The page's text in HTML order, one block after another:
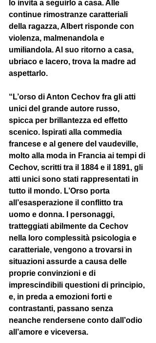
lo invita a seguirlo a casa. Alle
continue rimostranze caratteriali
della ragazza, Albert risponde con
violenza, malmenandola e
umiliandola. Al suo ritorno a casa,
ubriaco e lacero, trova la madre ad
aspettarlo.
“L’orso di Anton Cechov fra gli atti
unici del grande autore russo,
spicca per brillantezza ed effetto
scenico. Ispirati alla commedia
francese e al genere del vaudeville,
molto alla moda in Francia ai tempi di
Cechov, scritti tra il 1884 e il 1891, gli
atti unici sono stati rappresentati in
tutto il mondo. L’Orso porta
all’esasperazione il conflitto tra
uomo e donna. I personaggi,
tratteggiati abilmente da Cechov
nella loro complessità psicologia e
caratteriale, vengono a trovarsi in
situazioni assurde a causa delle
proprie convinzioni e di
imprescindibili questioni di principio,
e, in preda a emozioni forti e
contrastanti, passano senza
neanche rendersene conto dall’odio
all’amore e viceversa.